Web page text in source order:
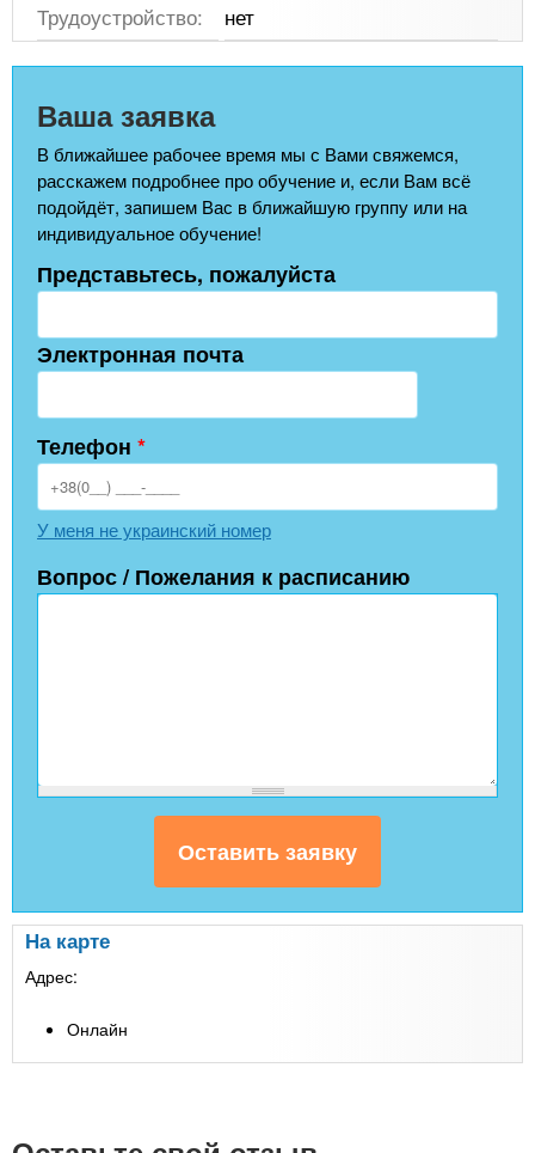
Трудоустройство:
нет
Ваша заявка
В ближайшее рабочее время мы с Вами свяжемся,
расскажем подробнее про обучение и, если Вам всё
подойдёт, запишем Вас в ближайшую группу или на
индивидуальное обучение!
Представьтесь, пожалуйста
Электронная почта
Телефон *
У меня не украинский номер
Вопрос / Пожелания к расписанию
На карте
Адрес:
Онлайн